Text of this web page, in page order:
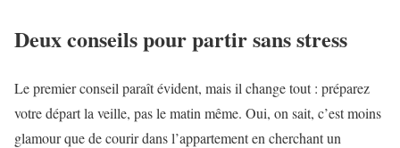
Deux conseils pour partir sans stress
Le premier conseil paraît évident, mais il change tout : préparez
votre départ la veille, pas le matin même. Oui, on sait, c’est moins
glamour que de courir dans l’appartement en cherchant un